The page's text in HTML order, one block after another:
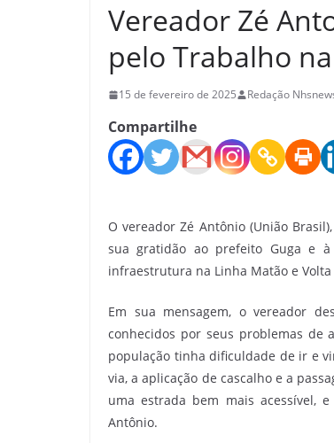
Vereador Zé
pelo Trabalho
15 de fevereiro de 2025 Redação
Compartilhe
O vereador Zé Antônio (União
sua gratidão ao prefeito Guga e
infraestrutura na Linha Matão e Volta
Em sua mensagem, o vereador
conhecidos por seus problemas de
população tinha dificuldade de ir e
via, a aplicação de cascalho e a
uma estrada bem mais acessível,
Antônio.